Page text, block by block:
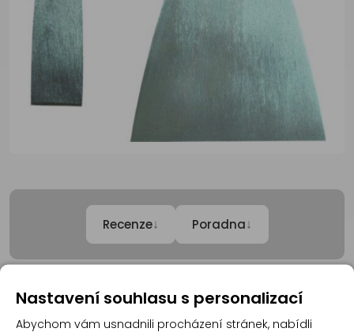
Recenze↓ Poradna↓
Recenze
Nastavení souhlasu s personalizací
Abychom vám usnadnili procházení stránek, nabídli